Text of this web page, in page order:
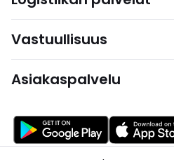
Vastuullisuus
Asiakaspalvelu